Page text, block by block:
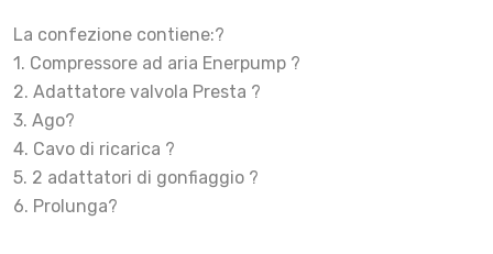
La confezione contiene:?
1. Compressore ad aria Enerpump ?
2. Adattatore valvola Presta ?
3. Ago?
4. Cavo di ricarica ?
5. 2 adattatori di gonfiaggio ?
6. Prolunga?